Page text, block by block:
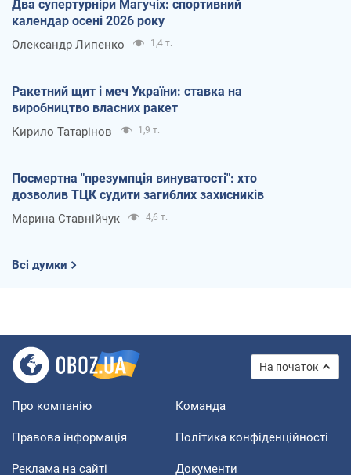
Два супертурніри Магучіх: спортивний
календар осені 2026 року
Олександр Липенко 1,4 т.
Ракетний щит і меч України: ставка на
виробництво власних ракет
Кирило Татарінов 1,9 т.
Посмертна "презумпція винуватості": хто
дозволив ТЦК судити загиблих захисників
Марина Ставнійчук 4,6 т.
Всі думки
На початок
Про компанію Команда
Правова інформація Політика конфіденційності
Реклама на сайті Документи